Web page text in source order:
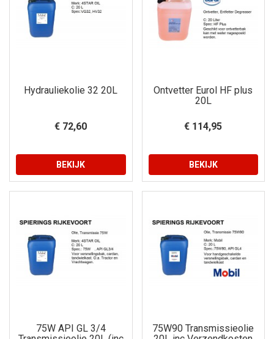
Hydrauliekolie 32 20L
€ 72,60
BEKIJK
Ontvetter Eurol HF plus
20L
€ 114,95
BEKIJK
75W API GL 3/4
75W90 Transmissieolie